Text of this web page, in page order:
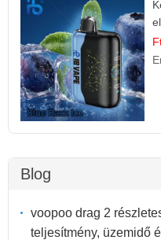
Blog
voopoo drag 2
teljesítmény, üzemidő